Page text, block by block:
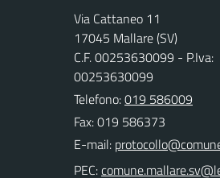
Via Cattaneo 11
17045 Mallare (SV)
C.F. 00253630099 - P.Iva:
00253630099
Telefono:019 586009
Fax: 019 586373
E-mail:
PEC: